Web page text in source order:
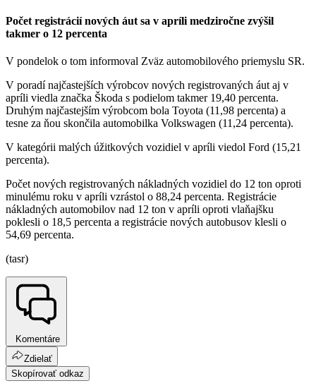
Počet registrácií nových áut sa v apríli medziročne zvýšil
takmer o 12 percenta
V pondelok o tom informoval Zväz automobilového priemyslu SR.
V poradí najčastejších výrobcov nových registrovaných áut aj v
apríli viedla značka Škoda s podielom takmer 19,40 percenta.
Druhým najčastejším výrobcom bola Toyota (11,98 percenta) a
tesne za ňou skončila automobilka Volkswagen (11,24 percenta).
V kategórii malých úžitkových vozidiel v apríli viedol Ford (15,21
percenta).
Počet nových registrovaných nákladných vozidiel do 12 ton oproti
minulému roku v apríli vzrástol o 88,24 percenta. Registrácie
nákladných automobilov nad 12 ton v apríli oproti vlaňajšku
poklesli o 18,5 percenta a registrácie nových autobusov klesli o
54,69 percenta.
(tasr)
Komentáre
Zdielať
Skopírovať odkaz